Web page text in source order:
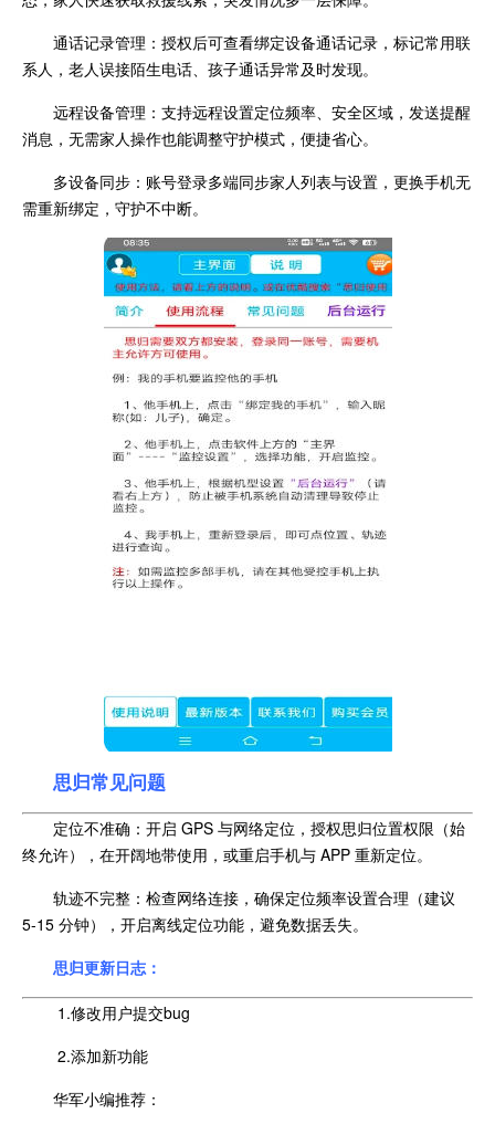
通话记录管理：授权后可查看绑定设备通话记录，标记常用联
系人，老人误接陌生电话、孩子通话异常及时发现。
远程设备管理：支持远程设置定位频率、安全区域，发送提醒
消息，无需家人操作也能调整守护模式，便捷省心。
多设备同步：账号登录多端同步家人列表与设置，更换手机无
需重新绑定，守护不中断。
思归常见问题
定位不准确：开启 GPS 与网络定位，授权思归位置权限（始
终允许），在开阔地带使用，或重启手机与 APP 重新定位。
轨迹不完整：检查网络连接，确保定位频率设置合理（建议
5-15 分钟），开启离线定位功能，避免数据丢失。
思归更新日志：
1.修改用户提交bug
2.添加新功能
华军小编推荐：